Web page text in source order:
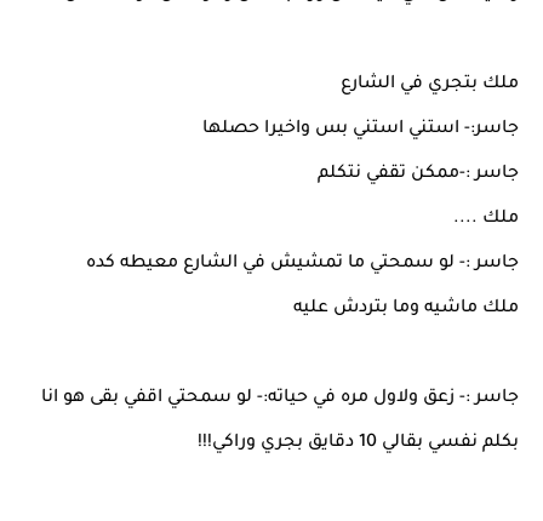
ملك بتجري في الشارع
جاسر:- استني استني بس واخيرا حصلها
جاسر :-ممكن تقفي نتكلم
ملك ....
جاسر :- لو سمحتي ما تمشيش في الشارع معيطه كده
ملك ماشيه وما بتردش عليه
جاسر :- زعق ولاول مره في حياته:- لو سمحتي اقفي بقى هو انا
بكلم نفسي بقالي 10 دقايق بجري وراكي!!!